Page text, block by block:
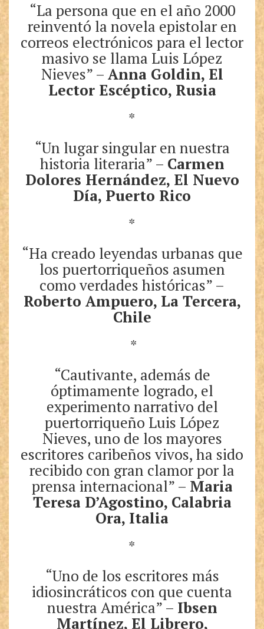
“La persona que en el año 2000
reinventó la novela epistolar en
correos electrónicos para el lector
masivo se llama Luis López
Nieves” – Anna Goldin, El
Lector Escéptico, Rusia
*
“Un lugar singular en nuestra
historia literaria” – Carmen
Dolores Hernández, El Nuevo
Día, Puerto Rico
*
“Ha creado leyendas urbanas que
los puertorriqueños asumen
como verdades históricas” –
Roberto Ampuero, La Tercera,
Chile
*
“Cautivante, además de
óptimamente logrado, el
experimento narrativo del
puertorriqueño Luis López
Nieves, uno de los mayores
escritores caribeños vivos, ha sido
recibido con gran clamor por la
prensa internacional” – Maria
Teresa D’Agostino, Calabria
Ora, Italia
*
“Uno de los escritores más
idiosincráticos con que cuenta
nuestra América” – Ibsen
Martínez, El Librero,